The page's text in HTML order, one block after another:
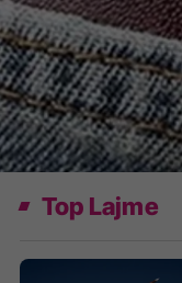
Top Lajme